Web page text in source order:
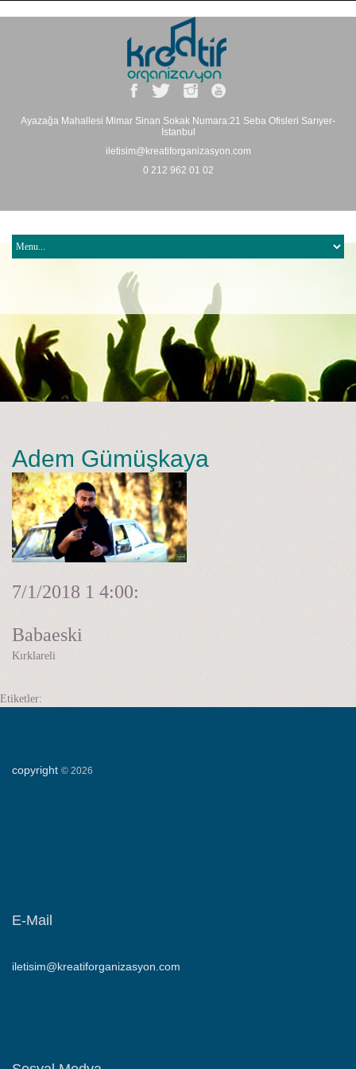
Ayazağa Mahallesi Mimar Sinan Sokak Numara:21 Seba Ofisleri Sarıyer-
İstanbul
iletisim@kreatiforganizasyon.com
0 212 962 01 02
Adem Gümüşkaya
7/1/2018 1 4:00:
Babaeski
Kırklareli
Etiketler:
copyright © 2026
E-Mail
iletisim@kreatiforganizasyon.com